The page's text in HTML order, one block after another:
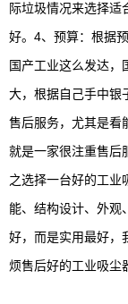
际垃圾情况来选择适
好。4、预算：根据
国产工业这么发达，
大，根据自己手中银
售后服务，尤其是看
就是一家很注重售后
之选择一台好的工业
能、结构设计、外观
好，而是实用最好，
烦售后好的工业吸尘